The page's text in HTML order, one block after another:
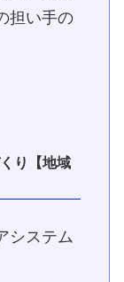
担い手の
り【地域
システム